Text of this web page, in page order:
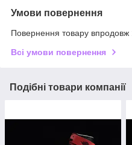
Умови повернення
Повернення товару впродовж
Всі умови повернення
Подібні товари компанії